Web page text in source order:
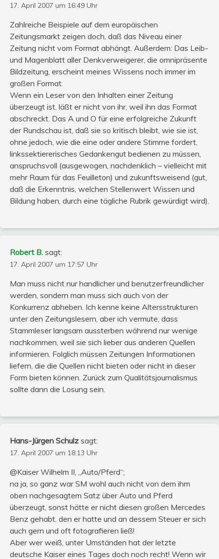
17. April 2007 um 16:49 Uhr
Zahlreiche Beispiele auf dem europäischen
Zeitungsmarkt zeigen doch, daß das Niveau einer
Zeitung nicht vom Format abhängt. Außerdem: Das Leib-
und Magenblatt aller Denkverweigerer, die omnipräsente
Bildzeitung, erscheint meines Wissens noch immer im
großen Format.
Wenn ein Leser von den Inhalten einer Zeitung
überzeugt ist, läßt er nicht von ihr, weil ihn das Format
abschreckt. Das A und O für eine erfolgreiche Zukunft
der Rundschau ist, daß sie so kritisch bleibt, wie sie ist,
ohne jedoch, wie die eine oder andere Stimme fordert,
linkssektiererisches Gedankengut bedienen zu müssen,
anspruchsvoll (ausgewogen, nachdenklich – vielleicht mit
mehr Raum für das Feuilleton) und zukunftsweisend (gut,
daß die Erkenntnis, welchen Stellenwert Wissen und
Bildung haben, durch eine tägliche Rubrik gewürdigt wird).
Robert B. sagt:
17. April 2007 um 17:57 Uhr
Man muss nicht nur handlicher und benutzerfreundlicher
werden, sondern man muss sich auch von der
Konkurrenz abheben. Ich kenne keine Altersstrukturen
unter den Zeitungslesern, aber ich vermute, dass
Stammleser langsam aussterben während nur wenige
nachkommen, weil sie sich lieber aus anderen Quellen
informieren. Folglich müssen Zeitungen Informationen
liefern, die die Quellen nicht bieten oder nicht in dieser
Form bieten können. Zurück zum Qualitätsjournalismus
sollte dann die Losung sein.
Hans-Jürgen Schulz sagt:
17. April 2007 um 18:13 Uhr
@Kaiser Wilhelm II, „Auto/Pferd“;
na ja, so ganz war SM wohl auch nicht von dem ihm
oben nachgesagtem Satz über Auto und Pferd
überzeugt, sonst hätte er nicht diesen großen Mercedes
Benz gehabt, den er hatte und an dessem Steuer er sich
auch gern und oft fotografieren ließ!
Aber wer weiß, unter Umständen hat der letzte
deutsche Kaiser eines Tages doch noch recht! Wenn wir